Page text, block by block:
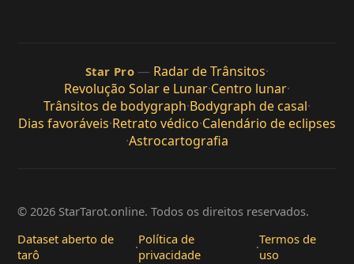
Star Pro — Radar de Trânsitos·
Revolução Solar e Lunar·Centro lunar·
Trânsitos de bodygraph·Bodygraph de casal·
Dias favoráveis·Retrato védico·Calendário de eclipses
·Astrocartografia
© 2026 StarTarot.online. Todos os direitos reservados.
Dataset aberto de
tarô
·Política de
privacidade
·Termos de
uso